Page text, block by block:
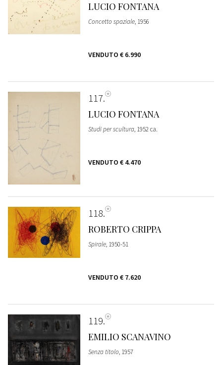
LUCIO FONTANA
Concetto spaziale, 1956
VENDUTO € 6.990
117
LUCIO FONTANA
Studi per scultura, 1952 ca.
VENDUTO € 4.470
118
ROBERTO CRIPPA
Spirale, 1950-51
VENDUTO € 7.620
119
EMILIO SCANAVINO
Senza titolo, 1957